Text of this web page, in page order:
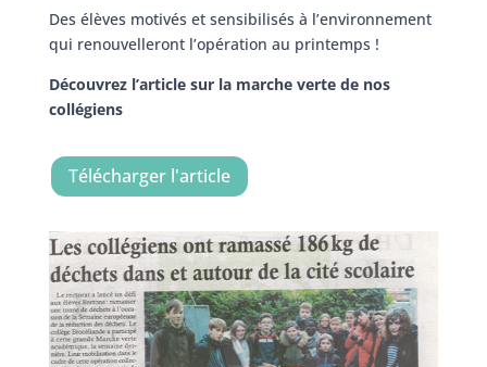
Des élèves motivés et sensibilisés à l’environnement
qui renouvelleront l’opération au printemps !
Découvrez l’article sur la marche verte de nos
collégiens
Télécharger l'article